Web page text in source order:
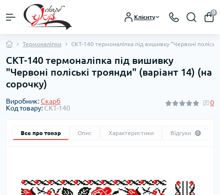
Клієнту
0
Термоналіпки СКТ-140 термоналіпка під вишивку "Червоні
СКТ-140 термоналіпка під вишивку
"Червоні поліські троянди" (варіант 14) (на
сорочку)
Виробник:Скарб
Код товару: СКТ-140
0
Все про товар Опис Характеристики Відгуки 0